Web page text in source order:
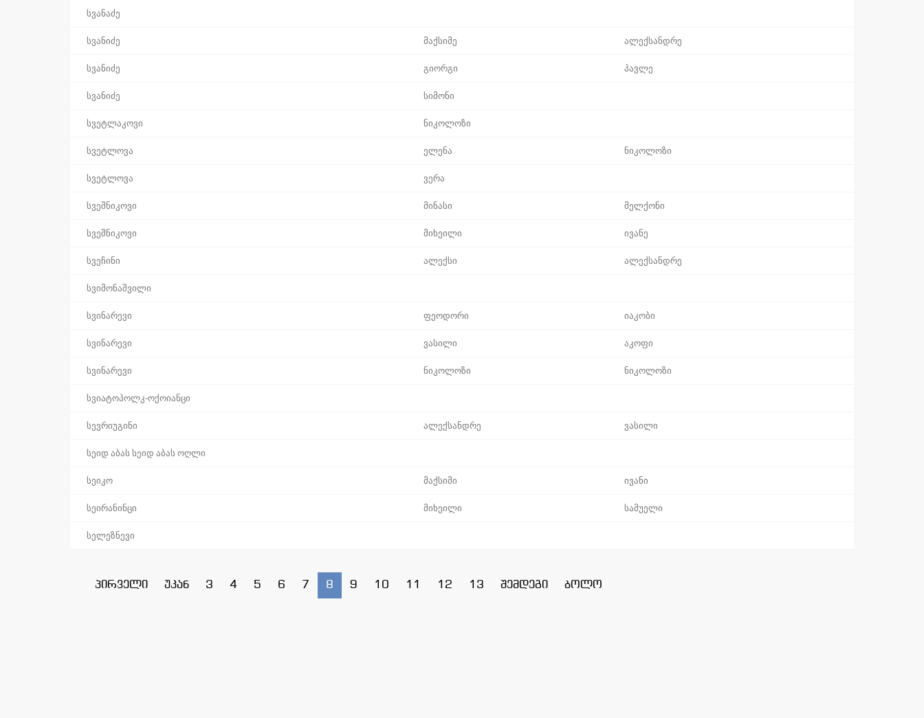
სვანაძე
სვანიძე მაქსიმე ალექსანდრე
სვანიძე გიორგი პავლე
სვანიძე სიმონი
სვეტლაკოვი ნიკოლოზი
სვეტლოვა ელენა ნიკოლოზი
სვეტლოვა ვერა
სვეშნიკოვი მინასი მელქონი
სვეშნიკოვი მიხეილი ივანე
სვეჩინი ალექსი ალექსანდრე
სვიმონაშვილი
სვინარევი ფეოდორი იაკობი
სვინარევი ვასილი აკოფი
სვინარევი ნიკოლოზი ნიკოლოზი
სვიატოპოლკ-ოქოიანცი
სევრიუგინი ალექსანდრე ვასილი
სეიდ აბას სეიდ აბას ოღლი
სეიკო მაქსიმი ივანი
სეირანინცი მიხეილი სამუელი
სელეზნევი
პირველი უკან 3 4 5 6 7 8 9 10 11 12 13 შემდეგი ბოლო